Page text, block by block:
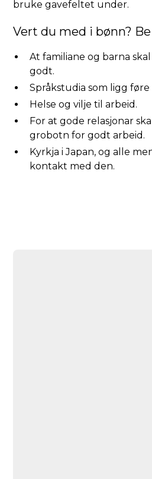
bruke gavefeltet under.
Vert du med i bønn?
At familiane og barna
godt.
Språkstudia som ligg føre
Helse og vilje til arbeid.
For at gode relasjonar
grobotn for godt arbeid.
Kyrkja i Japan, og alle
kontakt med den.